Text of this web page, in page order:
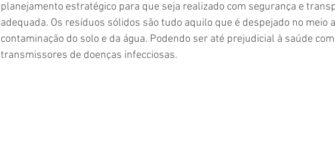
planejamento estratégico para que seja realizado com segurança e
adequada. Os resíduos sólidos são tudo aquilo que é despejado no meio
contaminação do solo e da água. Podendo ser até prejudicial à saúde
transmissores de doenças infecciosas.